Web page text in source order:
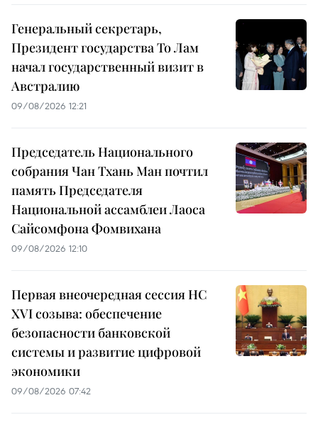
Генеральный секретарь,
Президент государства То Лам
начал государственный визит в
Австралию
09/08/2026 12:21
Председатель Национального
собрания Чан Тхань Ман почтил
память Председателя
Национальной ассамблеи Лаоса
Сайсомфона Фомвихана
09/08/2026 12:10
Первая внеочередная сессия НС
XVI созыва: обеспечение
безопасности банковской
системы и развитие цифровой
экономики
09/08/2026 07:42